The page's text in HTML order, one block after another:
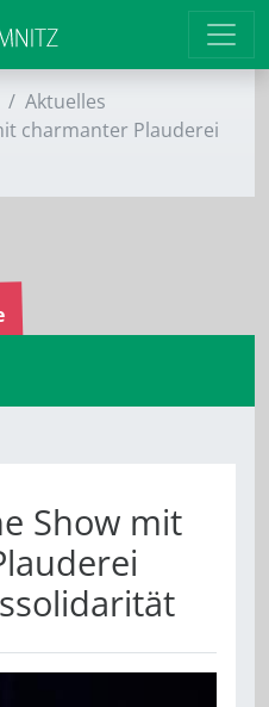
Aktuelles
charmanter Plauderei
Show mit